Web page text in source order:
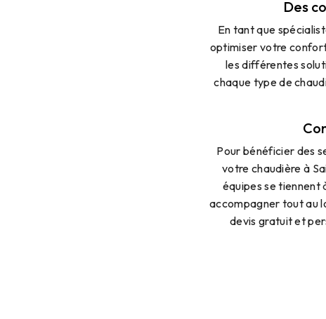
Des
En tant que
optimiser votre
les différentes
chaque type de
Pour bénéficier des
votre chaudière à
équipes se tiennent
accompagner tout au
devis gratuit et